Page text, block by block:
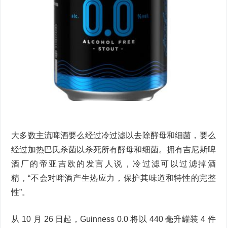
大多数主流啤酒要么经过冷过滤以去除酵母和细菌，要么
经过加热巴氏杀菌以杀死所有酵母和细菌。拥有吉尼斯啤
酒厂的帝亚吉欧的发言人说，冷过滤可以过滤掉酒
精，“不会对啤酒产生热应力，保护其味道和特性的完整
性”。
从 10 月 26 日起，Guinness 0.0 将以 440 毫升罐装 4 件